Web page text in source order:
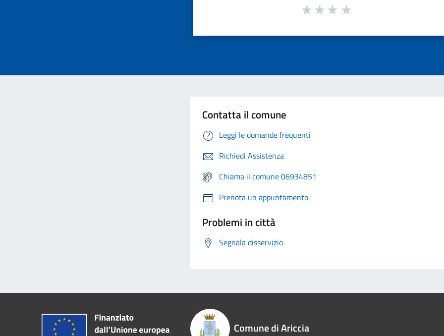
Contatta il comune
Leggi le domande frequenti
Richiedi Assistenza
Chiama il comune 06934851
Prenota un appuntamento
Problemi in città
Segnala disservizio
Comune di Ariccia